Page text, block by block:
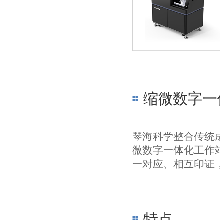
缩微数字
琴海科学整合传统
微数字一体化工作
一对应、相互印证